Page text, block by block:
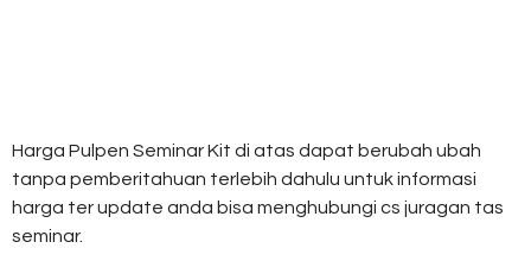
Harga Pulpen Seminar Kit di atas dapat berubah ubah
tanpa pemberitahuan terlebih dahulu untuk informasi
harga ter update anda bisa menghubungi cs juragan tas
seminar.